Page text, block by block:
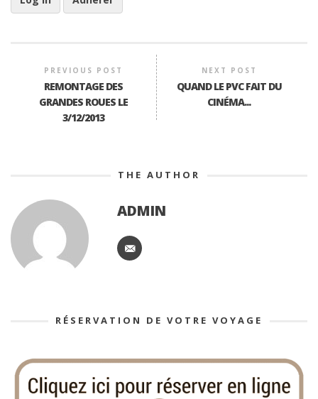
PREVIOUS POST
REMONTAGE DES
GRANDES ROUES LE
3/12/2013
NEXT POST
QUAND LE PVC FAIT DU
CINÉMA...
THE AUTHOR
ADMIN
RÉSERVATION DE VOTRE VOYAGE